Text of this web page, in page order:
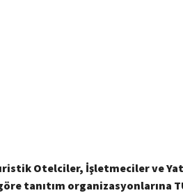
Otelciler, İşletmeciler ve
tanıtım organizasyonlarına